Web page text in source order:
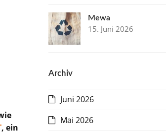
, ein
Mewa
15. Juni 2026
Archiv
Juni 2026
Mai 2026